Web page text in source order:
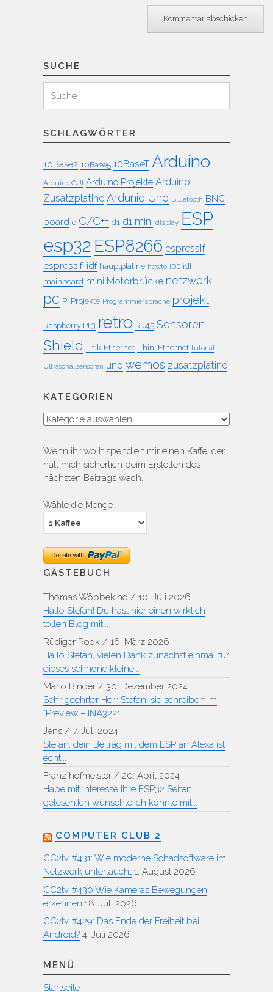
SUCHE
für:
Suchen
SCHLAGWÖRTER
10Base2 10Base5 10BaseT Arduino
Arduino GUI Arduino Projekte Arduino
Zusatzplatine Ardunio Uno Bluetooth BNC
board c C/C++ d1 d1 mini display ESP
esp32 ESP8266 espressif
espressif-idf hauptplatine howto IDE idf
mainboard mini Motorbrücke netzwerk
pc PI Projekte Programmiersprache projekt
Raspberry PI 3 retro RJ45 Sensoren
Shield Thik-Ethernet Thin-Ethernet tutorial
Ultraschallsensoren uno wemos zusatzplatine
KATEGORIEN
Kategorien
Wenn ihr wollt spendiert mir einen Kaffe, der
hält mich sicherlich beim Erstellen des
nächsten Beitrags wach.
Wähle die Menge
GÄSTEBUCH
Thomas Wöbbekind / 10. Juli 2026
Hallo Stefan! Du hast hier einen wirklich
tollen Blog mit...
Rüdiger Rook / 16. März 2026
Hallo Stefan, vielen Dank zunächst einmal für
dieses schhöne kleine...
Mario Binder / 30. Dezember 2024
Sehr geehrter Herr Stefan, sie schreiben im
"Preview – INA3221...
Jens / 7. Juli 2024
Stefan, dein Beitrag mit dem ESP an Alexa ist
echt...
Franz hofmeister / 20. April 2024
Habe mit Interesse Ihre ESP32 Seiten
gelesen.Ich wünschte,ich könnte mit...
COMPUTER CLUB 2
CC2tv #431: Wie moderne Schadsoftware im
Netzwerk untertaucht 1. August 2026
CC2tv #430 Wie Kameras Bewegungen
erkennen 18. Juli 2026
CC2tv #429: Das Ende der Freiheit bei
Android? 4. Juli 2026
MENÜ
Startseite